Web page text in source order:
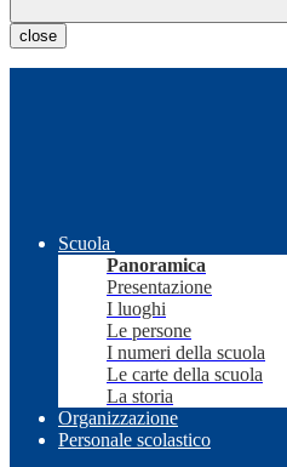
close
Scuola
Panoramica
Presentazione
I luoghi
Le persone
I numeri della scuola
Le carte della scuola
La storia
Organizzazione
Personale scolastico